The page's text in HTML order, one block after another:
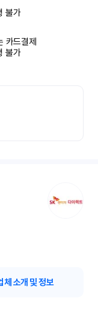
불가
카드결제
불가
체 소개 및 정보